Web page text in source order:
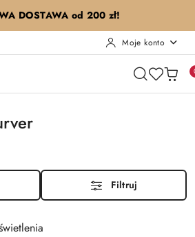
głównej
konto
głównego
DOSTAWA od 200 zł!
Moje konto
Filtruj